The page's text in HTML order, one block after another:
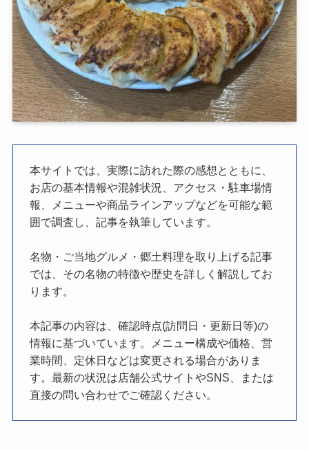
本サイトでは、実際に訪れた際の感想とともに、
お店の基本情報や混雑状況、アクセス・駐車場情
報、メニューや商品ラインアップなどを可能な範
囲で調査し、記事を執筆しています。
名物・ご当地グルメ・郷土料理を取り上げる記事
では、その名物の特徴や歴史を詳しく解説してお
ります。
本記事の内容は、確認時点(訪問日・更新日等)の
情報に基づいています。メニュー構成や価格、営
業時間、定休日などは変更される場合がありま
す。最新の状況は店舗公式サイトやSNS、または
直接の問い合わせでご確認ください。